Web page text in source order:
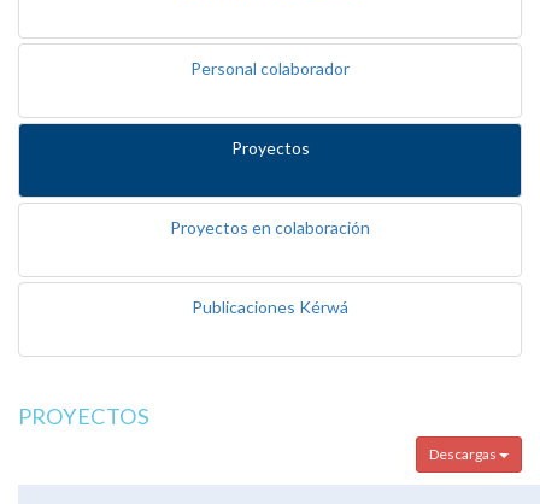
Personal colaborador
Proyectos
Proyectos en colaboración
Publicaciones Kérwá
PROYECTOS
Descargas